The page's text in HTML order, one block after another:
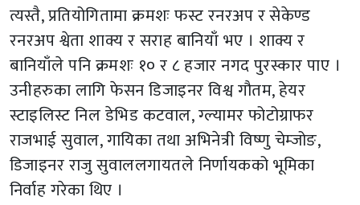
त्यस्तै, प्रतियोगितामा क्रमशः फस्ट रनरअप र सेकेण्ड
रनरअप श्वेता शाक्य र सराह बानियाँ भए । शाक्य र
बानियाँले पनि क्रमशः १० र ८ हजार नगद पुरस्कार पाए ।
उनीहरुका लागि फेसन डिजाइनर विश्व गौतम, हेयर
स्टाइलिस्ट निल डेभिड कटवाल, ग्ल्यामर फोटोग्राफर
राजभाई सुवाल, गायिका तथा अभिनेत्री विष्णु चेम्जोङ,
डिजाइनर राजु सुवाललगायतले निर्णायकको भूमिका
निर्वाह गरेका थिए ।